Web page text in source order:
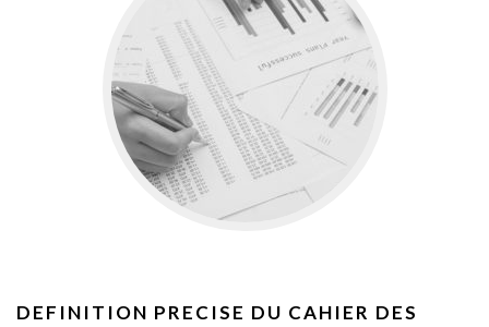
DEFINITION PRECISE DU CAHIER DES